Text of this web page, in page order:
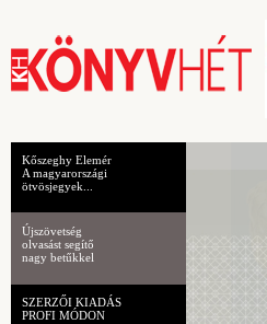
Kőszeghy Elemér
A magyarországi
ötvösjegyek...
Újszövetség
olvasást segítő
nagy betűkkel
SZERZŐI KIADÁS
PROFI MÓDON